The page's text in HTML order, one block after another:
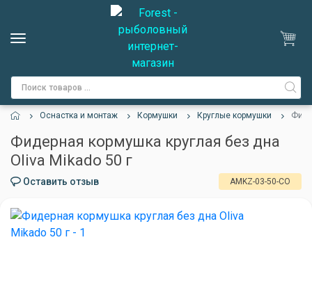
Оснастка и монтаж Кормушки Круглые кормушки
Фидерная кормушка круглая без дна
Oliva Mikado 50 г
Оставить отзыв AMKZ-03-50-CO